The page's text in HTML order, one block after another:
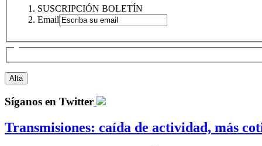
SUSCRIPCIÓN BOLETÍN
Email
Síganos en Twitter
Transmisiones: caída de actividad, más